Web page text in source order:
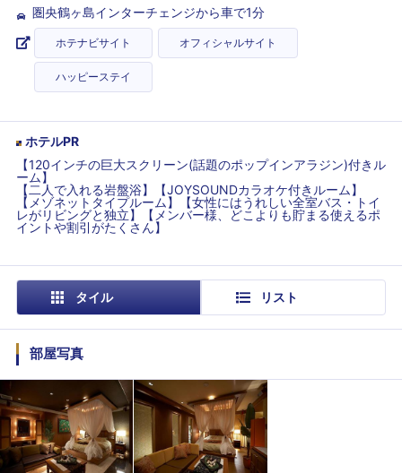
圏央鶴ヶ島インターチェンジから車で1分
ホテナビサイト オフィシャルサイト
ハッピーステイ
ホテルPR
【120インチの巨大スクリーン(話題のポップインアラジン)付きル
ーム】
【二人で入れる岩盤浴】【JOYSOUNDカラオケ付きルーム】
【メゾネットタイプルーム】【女性にはうれしい全室バス・トイ
レがリビングと独立】【メンバー様、どこよりも貯まる使えるポ
イントや割引がたくさん】
タイル リスト
部屋写真